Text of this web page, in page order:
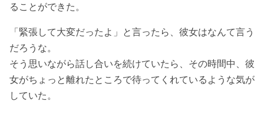
ることができた。
「緊張して大変だったよ」と言ったら、彼女はなんて言う
だろうな。
そう思いながら話し合いを続けていたら、その時間中、彼
女がちょっと離れたところで待ってくれているような気が
していた。